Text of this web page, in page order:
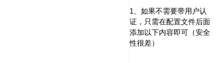
1、如果不需要带用户认
证，只需在配置文件后面
添加以下内容即可（安全
性很差）